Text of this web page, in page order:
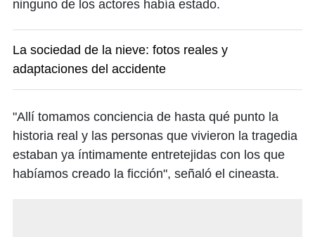
ninguno de los actores había estado.
La sociedad de la nieve: fotos reales y
adaptaciones del accidente
"Allí tomamos conciencia de hasta qué punto la
historia real y las personas que vivieron la tragedia
estaban ya íntimamente entretejidas con los que
habíamos creado la ficción", señaló el cineasta.